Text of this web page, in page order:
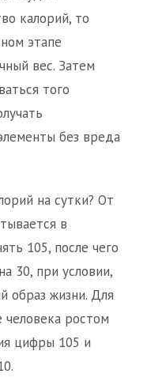
калорий, то
этапе
вес. Затем
того
без вреда
на сутки? От
в
105, после чего
30, при условии,
образ жизни. Для
человека ростом
цифры 105 и